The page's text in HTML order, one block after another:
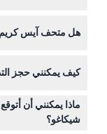
من الإغلاق (قد
المتحف مغلق يوم
هل متحف آيس كريم
يجب أن يكونوا
يجعلها تجربة ممتعة
كيف يمكنني حجز
يمكن حجز
الإنترنت هنا على
والوقت المفضلين
ماذا يمكنني أن
شيكاغو؟